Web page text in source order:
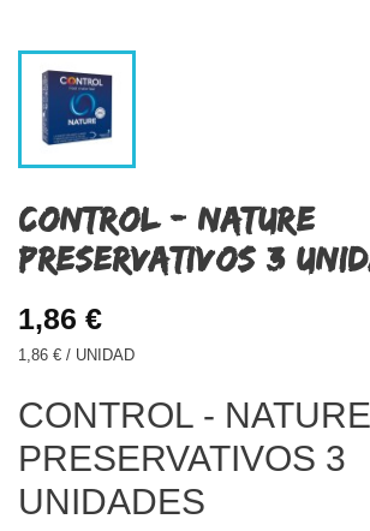
CONTROL - NATURE
PRESERVATIVOS 3
1,86 €
1,86 € / UNIDAD
CONTROL - NATURE
PRESERVATIVOS 3
UNIDADES